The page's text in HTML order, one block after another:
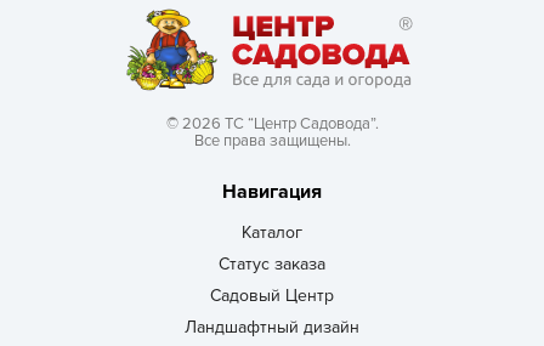
© 2026 ТС “Центр Садовода”.
Все права защищены.
Навигация
Каталог
Статус заказа
Садовый Центр
Ландшафтный дизайн